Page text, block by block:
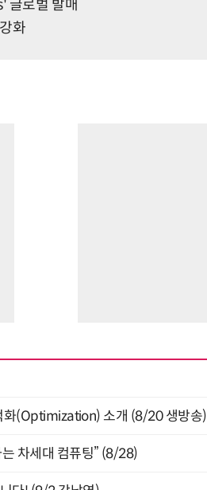
글로벌 발매
화
화(Optimization) 소개 (8/20 생방송)
차세대 컴퓨팅” (8/28)